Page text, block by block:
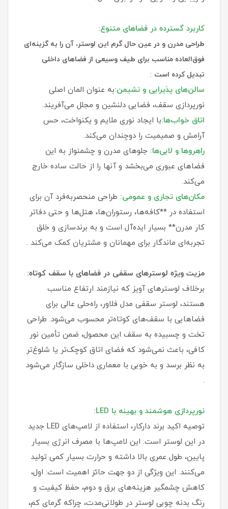
کاربرد گسترده در فضاهای متنوع:
طراحی مدرن و در عین حال گرم این لوستر، آن را به گزینه‌ای
فوق‌العاده مناسب برای طیف وسیعی از فضاهای داخلی
تبدیل کرده است :
سالن‌های پذیرایی و نشیمن:به عنوان المان اصلی
نورپردازی سقف، فضایی دلنشین و مجلل می‌آفریند.
اتاق خواب‌ها:با ایجاد نوری ملایم و یکنواخت، حس
آرامش و صمیمیت را دوچندان می‌کند.
راهروها و لابی‌ها: جلوهای مدرن و چشمنواز به این
فضاهای عبوری می‌بخشد و آنها را از حالت ساده خارج
می‌کند.
مکان‌های تجاری و عمومی: طراحی منحصر‌به‌فرد آن برای
استفاده در **کافه‌ها، رستوران‌ها، هتل‌ها و حتی دفاتر
کار مدرن** بسیار ایده‌آل است و به برندسازی و خلق
تجربه‌ای ماندگار برای مهمانان و مشتریان کمک می‌کند .
مزیت ویژه لوسترهای سقفی در فضاهای با سقف کوتاه:
برخلاف لوسترهای آویز که نیازمند ارتفاع مناسب
هستند، لوستر سقفی مدل فلاور، راه‌حلی عالی برای
فضاهایی با سقف‌های کوتاه‌تر محسوب می‌شود. طراحی
تخت و چسبیده به سقف این محصول، ضمن تأمین نور
کافی، باعث نمی‌شود که فضای اتاق کوچک‌تر یا شلوغ‌تر
به نظر برسد و به خوبی با معماری داخلی سازگار می‌شود
.
نورپردازی هوشمند و بهینه با LED:
توصیه اکید برند دارکار، استفاده از لامپ‌های LED جدید
در این لوستر است. این لامپ‌ها با مصرف انرژی بسیار
پایین، طول عمری بالا داشته و حرارت بسیار کمی تولید
می‌کنند. این ویژگی از دو جهت حائز اهمیت است: اول،
کاهش چشمگیر هزینه‌های برق و دوم، حفظ کیفیت و
رنگ بدنه چوبی لوستر در طولانی‌مدت، چراکه گرمای کم،